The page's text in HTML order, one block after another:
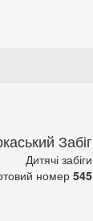
Забіг
Дитячі забіги
номер 545